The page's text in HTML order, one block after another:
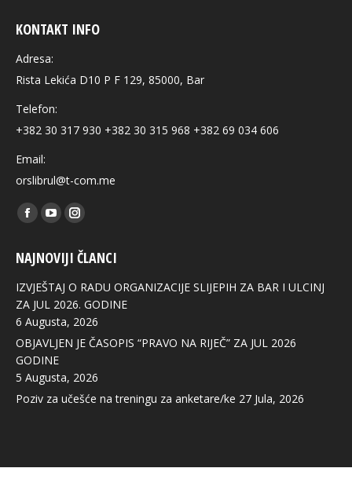
KONTAKT INFO
Adresa:
Rista Lekića D10 P F 129, 85000, Bar
Telefon:
+382 30 317 930 +382 30 315 968 +382 69 034 606
Email:
orslibrul@t-com.me
Find us on:
Facebook
opens
in
new
window
YouTube
opens
in
new
window
Instagram
opens
in
new
window
NAJNOVIJI ČLANCI
IZVJEŠTAJ O RADU ORGANIZACIJE SLIJEPIH ZA BAR I ULCINJ
ZA JUL 2026. GODINE
6 Augusta, 2026
OBJAVLJEN JE ČASOPIS “PRAVO NA RIJEČ” ZA JUL 2026
GODINE
5 Augusta, 2026
Poziv za učešće na treningu za anketare/ke 27 Jula, 2026